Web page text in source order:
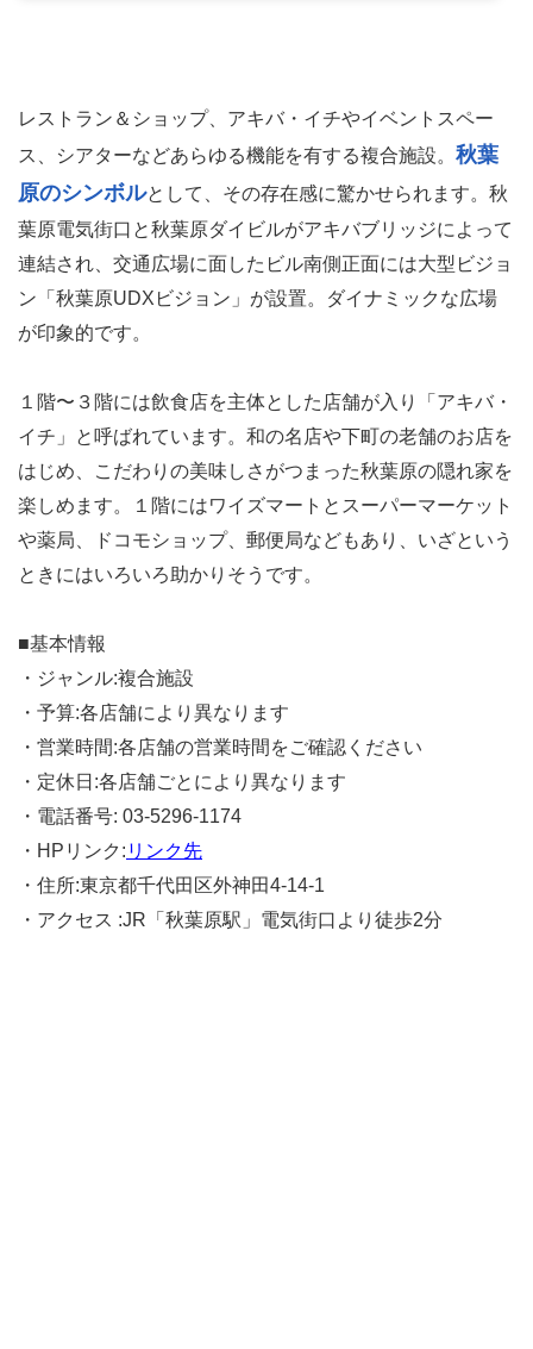
レストラン＆ショップ、アキバ・イチやイベントスペー
ス、シアターなどあらゆる機能を有する複合施設。 秋葉
原のシンボルとして、その存在感に驚かせられます。秋
葉原電気街口と秋葉原ダイビルがアキバブリッジによって
連結され、交通広場に面したビル南側正面には大型ビジョ
ン「秋葉原UDXビジョン」が設置。ダイナミックな広場
が印象的です。
１階〜３階には飲食店を主体とした店舗が入り「アキバ・
イチ」と呼ばれています。和の名店や下町の老舗のお店を
はじめ、こだわりの美味しさがつまった秋葉原の隠れ家を
楽しめます。１階にはワイズマートとスーパーマーケット
や薬局、ドコモショップ、郵便局などもあり、いざという
ときにはいろいろ助かりそうです。
■基本情報
・ジャンル:複合施設
・予算:各店舗により異なります
・営業時間:各店舗の営業時間をご確認ください
・定休日:各店舗ごとにより異なります
・電話番号: 03-5296-1174
・HPリンク: リンク先
・住所:東京都千代田区外神田4-14-1
・アクセス :JR「秋葉原駅」電気街口より徒歩2分